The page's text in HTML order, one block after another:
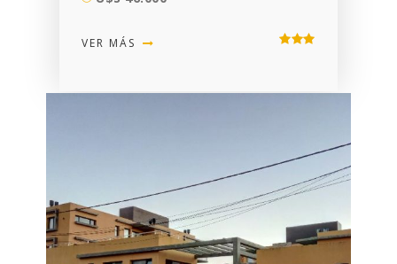
VER MÁS